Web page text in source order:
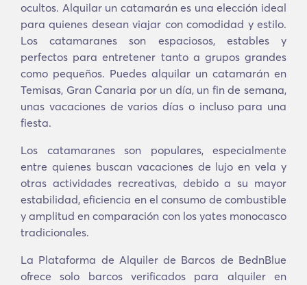
ocultos. Alquilar un catamarán es una elección ideal
para quienes desean viajar con comodidad y estilo.
Los catamaranes son espaciosos, estables y
perfectos para entretener tanto a grupos grandes
como pequeños. Puedes alquilar un catamarán en
Temisas, Gran Canaria por un día, un fin de semana,
unas vacaciones de varios días o incluso para una
fiesta.
Los catamaranes son populares, especialmente
entre quienes buscan vacaciones de lujo en vela y
otras actividades recreativas, debido a su mayor
estabilidad, eficiencia en el consumo de combustible
y amplitud en comparación con los yates monocasco
tradicionales.
La Plataforma de Alquiler de Barcos de BednBlue
ofrece solo barcos verificados para alquiler en